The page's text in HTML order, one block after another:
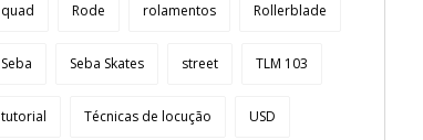
quad Rode rolamentos Rollerblade
Seba Seba Skates street TLM 103
tutorial Técnicas de locução USD